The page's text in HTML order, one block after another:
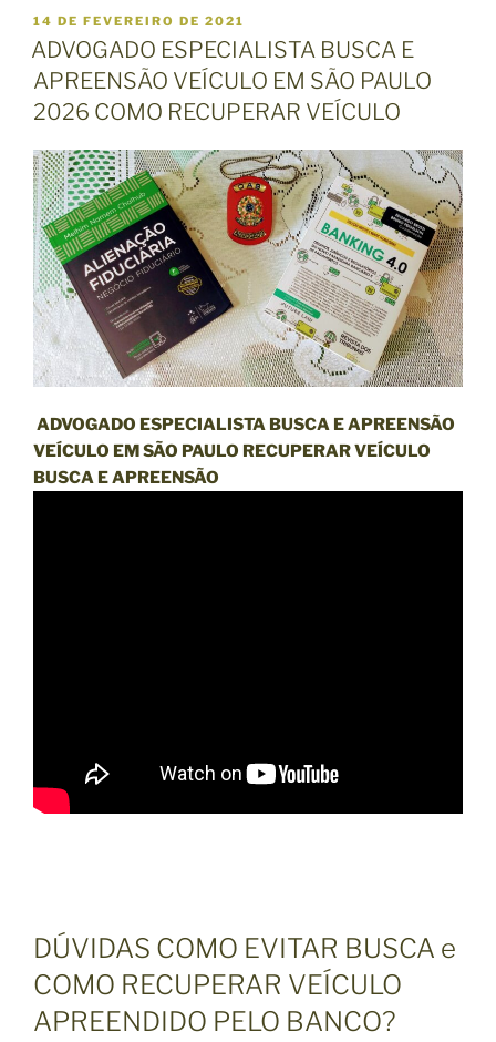
P
U
B
L
I
C
D
O
E
M
14 DE FEVEREIRO DE 2021
ADVOGADO ESPECIALISTA BUSCA E
APREENSÃO VEÍCULO EM SÃO PAULO
2026 COMO RECUPERAR VEÍCULO
ADVOGADO ESPECIALISTA BUSCA E APREENSÃO
VEÍCULO EM SÃO PAULO RECUPERAR VEÍCULO
BUSCA E APREENSÃO
DÚVIDAS COMO EVITAR BUSCA e
COMO RECUPERAR VEÍCULO
APREENDIDO PELO BANCO?